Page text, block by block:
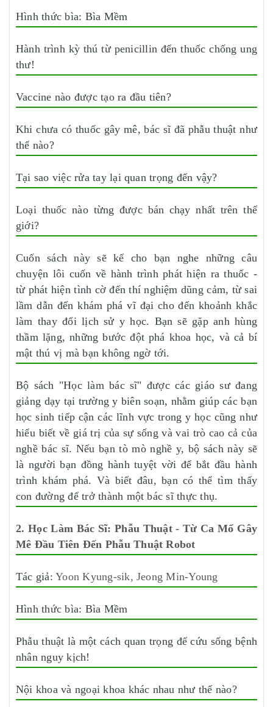
Hình thức bìa: Bìa Mềm
Hành trình kỳ thú từ penicillin đến thuốc chống ung
thư!
Vaccine nào được tạo ra đầu tiên?
Khi chưa có thuốc gây mê, bác sĩ đã phẫu thuật như
thế nào?
Tại sao việc rửa tay lại quan trọng đến vậy?
Loại thuốc nào từng được bán chạy nhất trên thế
giới?
Cuốn sách này sẽ kể cho bạn nghe những câu
chuyện lôi cuốn về hành trình phát hiện ra thuốc -
từ phát hiện tình cờ đến thí nghiệm dũng cảm, từ sai
lầm dẫn đến khám phá vĩ đại cho đến khoảnh khắc
làm thay đổi lịch sử y học. Bạn sẽ gặp anh hùng
thầm lặng, những bước đột phá khoa học, và cả bí
mật thú vị mà bạn không ngờ tới.
Bộ sách "Học làm bác sĩ" được các giáo sư đang
giảng dạy tại trường y biên soạn, nhằm giúp các bạn
học sinh tiếp cận các lĩnh vực trong y học cũng như
hiểu biết về giá trị của sự sống và vai trò cao cả của
nghề bác sĩ. Nếu bạn tò mò nghề y, bộ sách này sẽ
là người bạn đồng hành tuyệt vời để bắt đầu hành
trình khám phá. Và biết đâu, bạn có thể tìm thấy
con đường để trở thành một bác sĩ thực thụ.
2. Học Làm Bác Sĩ: Phẫu Thuật - Từ Ca Mổ Gây
Mê Đầu Tiên Đến Phẫu Thuật Robot
Tác giả:Yoon Kyung-sik, Jeong Min-Young
Hình thức bìa: Bìa Mềm
Phẫu thuật là một cách quan trọng để cứu sống bệnh
nhân nguy kịch!
Nội khoa và ngoại khoa khác nhau như thế nào?